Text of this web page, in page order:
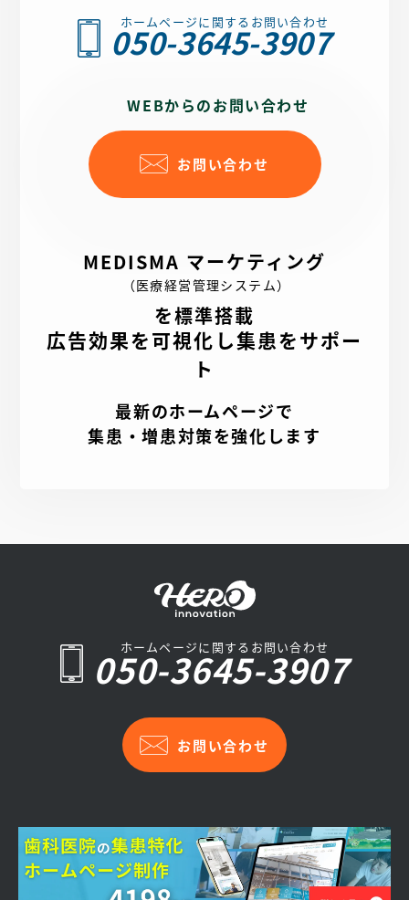
ホームページに関するお問い合わせ
050-3645-3907
WEBからのお問い合わせ
お問い合わせ
MEDISMA マーケティング
（医療経営管理システム）
を標準搭載
広告効果を可視化し集患をサポー
ト
最新のホームページで
集患・増患対策を強化します
ホームページに関するお問い合わせ
050-3645-3907
お問い合わせ